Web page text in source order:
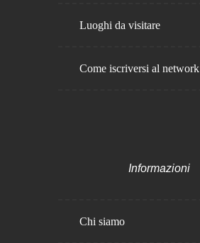
Luoghi da visitare
Come iscriversi al network
Informazioni
Chi siamo